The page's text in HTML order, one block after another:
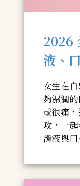
2026
液、
女生在
夠濕潤
或很痛
攻，一
滑液與口